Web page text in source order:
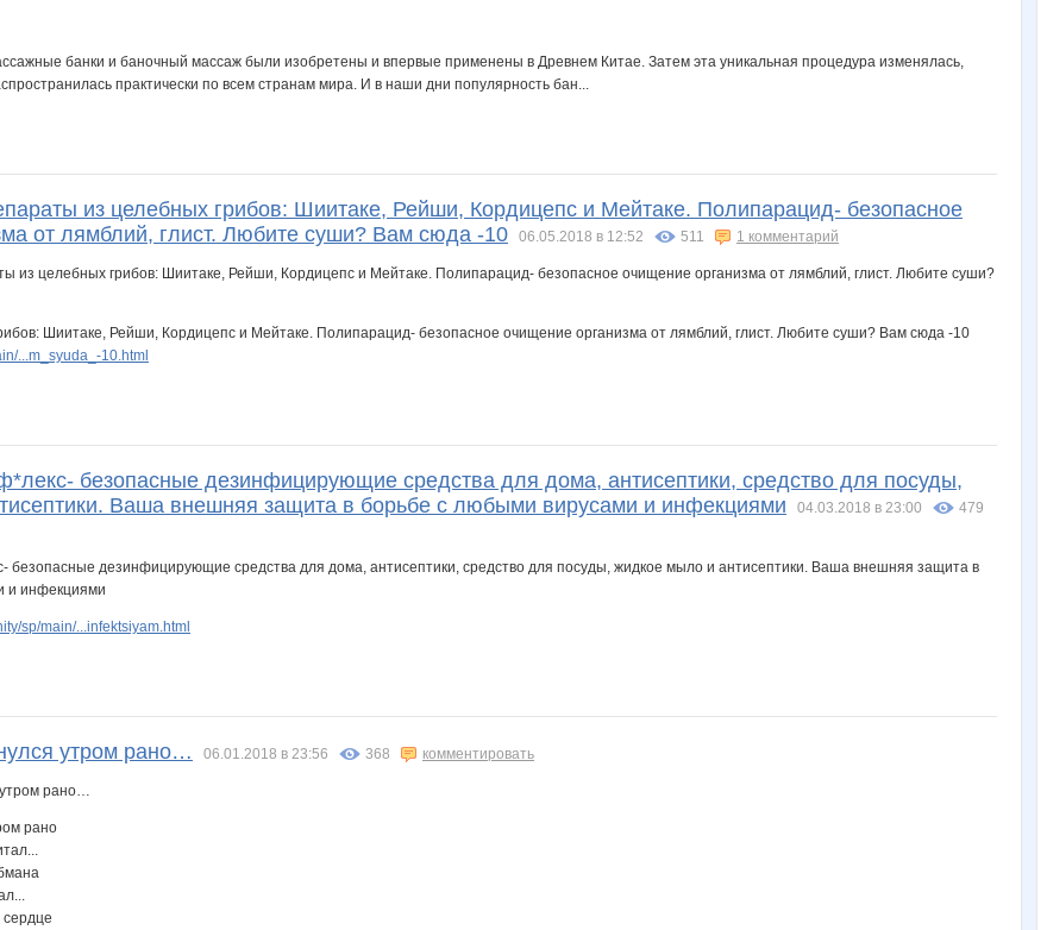
банки и баночный массаж были изобретены и впервые применены в Древнем Китае. Затем эта уникальная процедура изменялась,
практически по всем странам мира. И в наши дни популярность бан...
из целебных грибов: Шиитаке, Рейши, Кордицепс и Мейтаке. Полипарацид- безопасное
от лямблий, глист. Любите суши? Вам сюда -10
06.05.2018 в 12:52 511 1 комментарий
Шиитаке, Рейши, Кордицепс и Мейтаке. Полипарацид- безопасное очищение организма от лямблий, глист. Любите суши? Вам сюда -10
...m_syuda_-10.html
безопасные дезинфицирующие средства для дома, антисептики, средство для посуды,
Ваша внешняя защита в борьбе с любыми вирусами и инфекциями
04.03.2018 в 23:00
479
sp/main/...infektsiyam.html
утром рано… 06.01.2018 в 23:56 368 комментировать
рано